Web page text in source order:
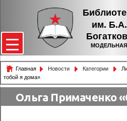
им. Б.А.
МОДЕЛЬНАЯ
Главная Новости Категории
тобой я дома»
Ольга Примаченко